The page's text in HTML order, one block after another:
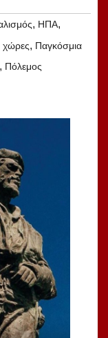
, ΗΠΑ,
χώρες, Παγκόσμια
, Πόλεμος